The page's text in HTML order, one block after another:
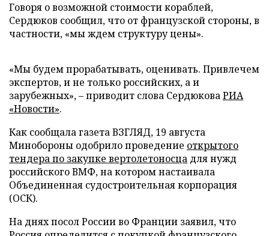
Говоря о возможной стоимости кораблей,
Сердюков сообщил, что от французской стороны, в
частности, «мы ждем структуру цены».
«Мы будем прорабатывать, оценивать. Привлечем
экспертов, и не только российских, а и
зарубежных», – приводит слова СердюковаРИА
«Новости».
Как сообщала газета ВЗГЛЯД, 19 августа
Минобороны одобрило проведение открытого
тендера по закупке вертолетоносца для нужд
российского ВМФ, на котором настаивала
Объединенная судостроительная корпорация
(ОСК).
На днях посол России во Франции заявил, что